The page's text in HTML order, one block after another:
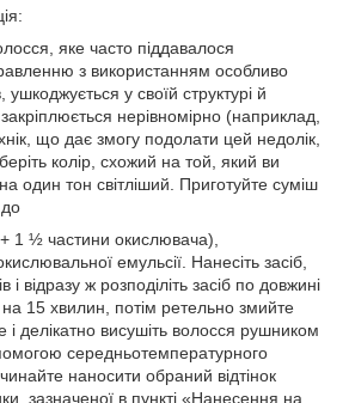
яке часто піддавалося
з використанням особливо
ушкоджується у своїй структурі й
нерівномірно (наприклад,
що дає змогу подолати цей недолік,
колір, схожий на той, який ви
один тон світліший. Приготуйте суміш
до
1 ½ частини окислювача),
емульсії. Нанесіть засіб,
і відразу ж розподіліть засіб по довжині
15 хвилин, потім ретельно змийте
делікатно висушіть волосся рушником
середньотемпературного
наносити обраний відтінок
зазначеної в пункті «Нанесення на